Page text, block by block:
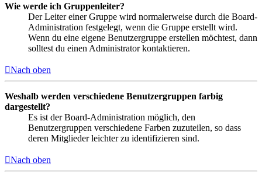
Wie werde ich Gruppenleiter?
Der Leiter einer Gruppe wird normalerweise durch die Board-
Administration festgelegt, wenn die Gruppe erstellt wird.
Wenn du eine eigene Benutzergruppe erstellen möchtest, dann
solltest du einen Administrator kontaktieren.
Nach oben
Weshalb werden verschiedene Benutzergruppen farbig
dargestellt?
Es ist der Board-Administration möglich, den
Benutzergruppen verschiedene Farben zuzuteilen, so dass
deren Mitglieder leichter zu identifizieren sind.
Nach oben